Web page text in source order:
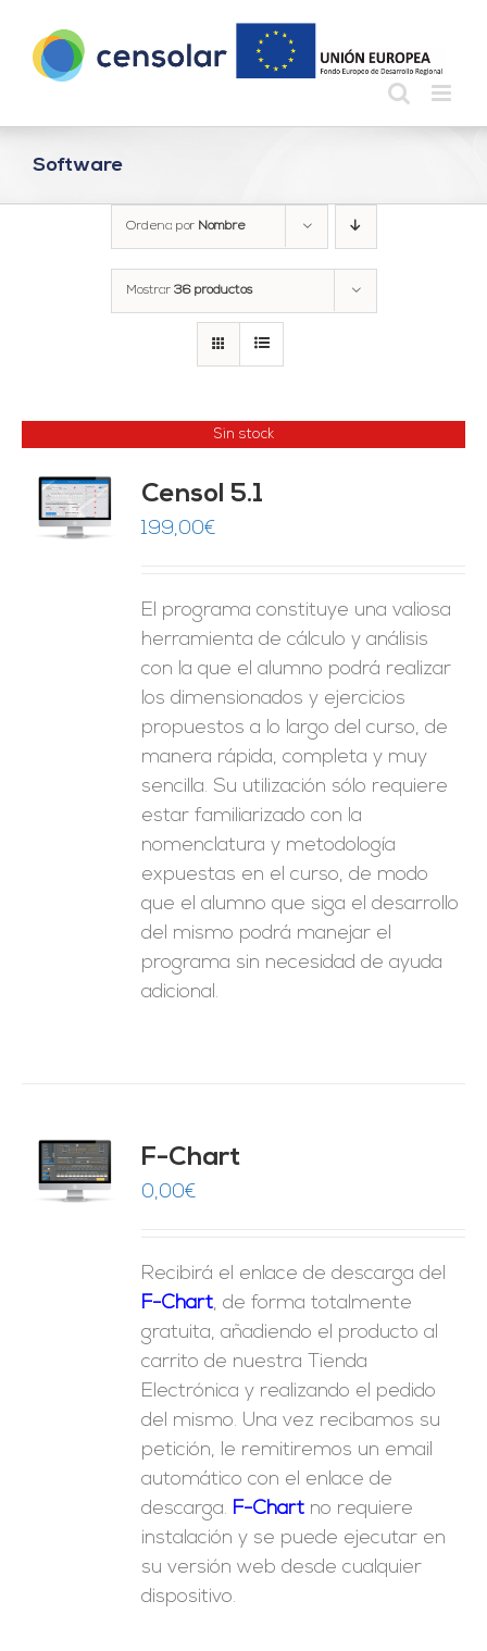
contenido
Software
Ordena por Nombre
Mostrar 36 productos
Sin stock
Censol 5.1
199,00€
El programa constituye una valiosa
herramienta de cálculo y análisis
con la que el alumno podrá realizar
los dimensionados y ejercicios
propuestos a lo largo del curso, de
manera rápida, completa y muy
sencilla. Su utilización sólo requiere
estar familiarizado con la
nomenclatura y metodología
expuestas en el curso, de modo
que el alumno que siga el desarrollo
del mismo podrá manejar el
programa sin necesidad de ayuda
adicional.
F-Chart
0,00€
Recibirá el enlace de descarga del
F-Chart, de forma totalmente
gratuita, añadiendo el producto al
carrito de nuestra Tienda
Electrónica y realizando el pedido
del mismo. Una vez recibamos su
petición, le remitiremos un email
automático con el enlace de
descarga. F-Chart no requiere
instalación y se puede ejecutar en
su versión web desde cualquier
dispositivo.